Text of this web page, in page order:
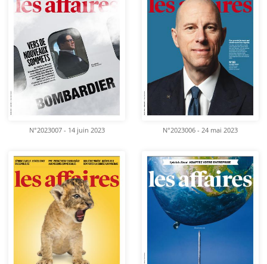
N°2023007 - 14 juin 2023 N°2023006 - 24 mai 2023